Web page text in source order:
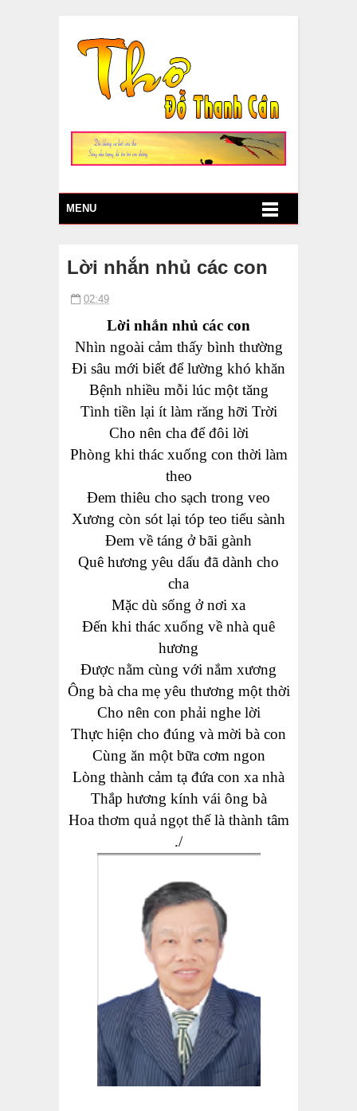
MENU
Lời nhắn nhủ các con
02:49
Lời nhắn nhủ các con
Nhìn ngoài cảm thấy bình thường
Đi sâu mới biết để lường khó khăn
Bệnh nhiều mỗi lúc một tăng
Tình tiền lại ít làm răng hỡi Trời
Cho nên cha để đôi lời
Phòng khi thác xuống con thời làm
theo
Đem thiêu cho sạch trong veo
Xương còn sót lại tóp teo tiểu sành
Đem về táng ở bãi gành
Quê hương yêu dấu đã dành cho
cha
Mặc dù sống ở nơi xa
Đến khi thác xuống về nhà quê
hương
Được nằm cùng với nắm xương
Ông bà cha mẹ yêu thương một thời
Cho nên con phải nghe lời
Thực hiện cho đúng và mời bà con
Cùng ăn một bữa cơm ngon
Lòng thành cảm tạ đứa con xa nhà
Thắp hương kính vái ông bà
Hoa thơm quả ngọt thế là thành tâm
./